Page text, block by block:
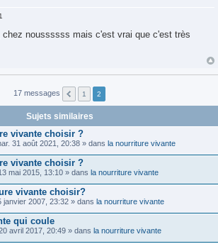
chez noussssss mais c'est vrai que c'est très
17 messages 1 2
Sujets similaires
vivante choisir ?
31 août 2021, 20:38 » dans la nourriture vivante
vivante choisir ?
mai 2015, 13:10 » dans la nourriture vivante
vivante choisir?
janvier 2007, 23:32 » dans la nourriture vivante
qui coule
avril 2017, 20:49 » dans la nourriture vivante